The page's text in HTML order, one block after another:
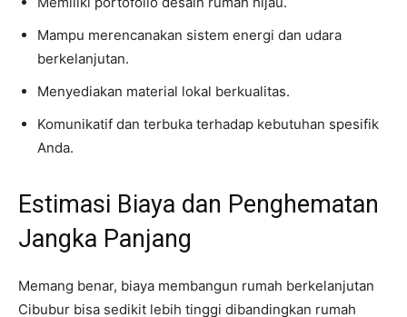
Mampu merencanakan sistem energi dan udara
berkelanjutan.
Menyediakan material lokal berkualitas.
Komunikatif dan terbuka terhadap kebutuhan spesifik
Anda.
Estimasi Biaya dan Penghematan
Jangka Panjang
Memang benar, biaya membangun rumah berkelanjutan
Cibubur bisa sedikit lebih tinggi dibandingkan rumah